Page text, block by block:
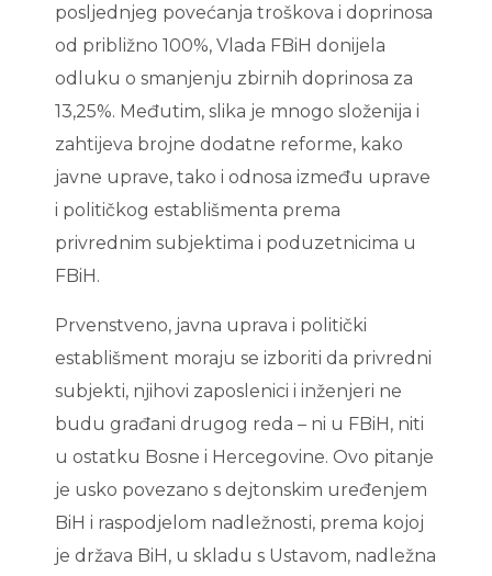
posljednjeg povećanja troškova i doprinosa
od približno 100%, Vlada FBiH donijela
odluku o smanjenju zbirnih doprinosa za
13,25%. Međutim, slika je mnogo složenija i
zahtijeva brojne dodatne reforme, kako
javne uprave, tako i odnosa između uprave
i političkog establišmenta prema
privrednim subjektima i poduzetnicima u
FBiH.
Prvenstveno, javna uprava i politički
establišment moraju se izboriti da privredni
subjekti, njihovi zaposlenici i inženjeri ne
budu građani drugog reda – ni u FBiH, niti
u ostatku Bosne i Hercegovine. Ovo pitanje
je usko povezano s dejtonskim uređenjem
BiH i raspodjelom nadležnosti, prema kojoj
je država BiH, u skladu s Ustavom, nadležna